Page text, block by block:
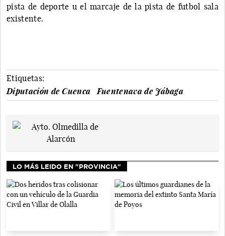
pista de deporte u el marcaje de la pista de futbol sala
existente.
Etiquetas:
Diputación de Cuenca
Fuentenava de Jábaga
LO MÁS LEIDO EN "PROVINCIA"